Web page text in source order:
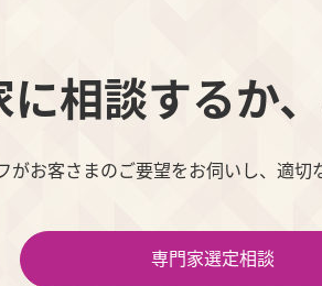
に相談するか
がお客さまのご要望をお伺いし、適切
専門家選定相談